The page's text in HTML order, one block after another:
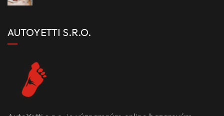
AUTOYETTI S.R.O.